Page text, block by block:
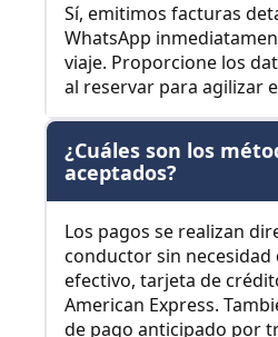
Sí, emitimos facturas
WhatsApp
viaje. Proporcione los
al reservar para agilizar
¿Cuáles son los
aceptados?
Los pagos se realizan
conductor sin necesidad
efectivo, tarjeta de
American Express.
de pago anticipado por